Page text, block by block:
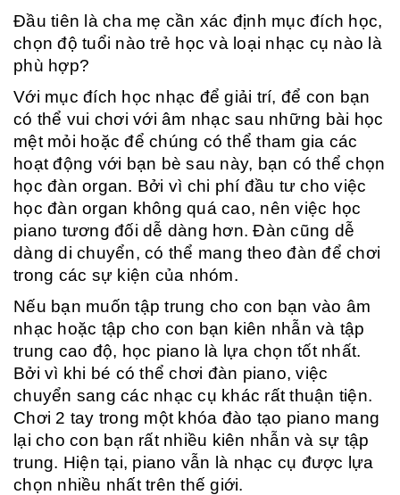
Đầu tiên là cha mẹ cần xác định mục đích học,
chọn độ tuổi nào trẻ học và loại nhạc cụ nào là
phù hợp?
Với mục đích học nhạc để giải trí, để con bạn
có thể vui chơi với âm nhạc sau những bài học
mệt mỏi hoặc để chúng có thể tham gia các
hoạt động với bạn bè sau này, bạn có thể chọn
học đàn organ. Bởi vì chi phí đầu tư cho việc
học đàn organ không quá cao, nên việc học
piano tương đối dễ dàng hơn. Đàn cũng dễ
dàng di chuyển, có thể mang theo đàn để chơi
trong các sự kiện của nhóm.
Nếu bạn muốn tập trung cho con bạn vào âm
nhạc hoặc tập cho con bạn kiên nhẫn và tập
trung cao độ, học piano là lựa chọn tốt nhất.
Bởi vì khi bé có thể chơi đàn piano, việc
chuyển sang các nhạc cụ khác rất thuận tiện.
Chơi 2 tay trong một khóa đào tạo piano mang
lại cho con bạn rất nhiều kiên nhẫn và sự tập
trung. Hiện tại, piano vẫn là nhạc cụ được lựa
chọn nhiều nhất trên thế giới.